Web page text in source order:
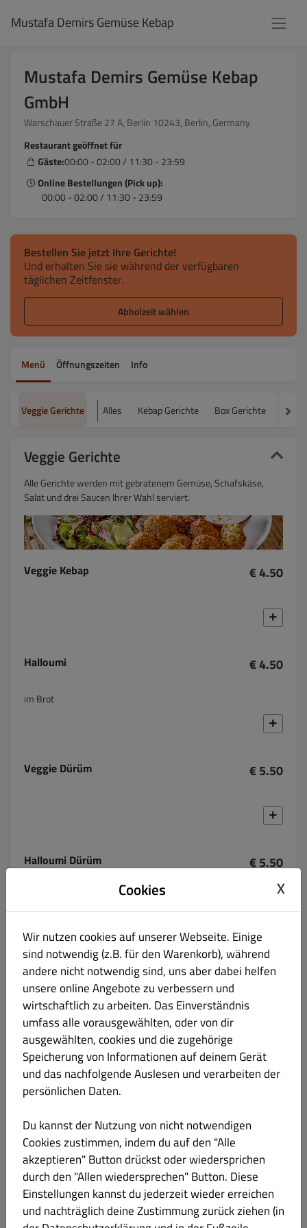
Mustafa Demirs Gemüse Kebap
Mustafa Demirs Gemüse Kebap
GmbH
Warschauer Straße 27 A, Berlin 10243, Berlin, Germany
Restaurant geöffnet für
Gäste:00:00 - 02:00 / 11:30 - 23:59
Online Bestellungen (Pick up):
00:00 - 02:00 / 11:30 - 23:59
Bestellen Sie jetzt Ihre Gerichte!
Und erhalten Sie sie während der verfügbaren
täglichen Zeitfenster.
Abholzeit wählen
Menü Öffnungszeiten Info
Veggie Gerichte Alles Kebap Gerichte Box Gerichte Salat
Veggie Gerichte
Alle Gerichte werden mit gebratenem Gemüse, Schafskäse,
Salat und drei Saucen Ihrer Wahl serviert.
Veggie Kebap € 4.50
Halloumi € 4.50
im Brot
Veggie Dürüm € 5.50
Halloumi Dürüm € 5.50
Falafel Dürüm € 5.50
Veggie Box
Falafel Box
Cookies X
Wir nutzen cookies auf unserer Webseite. Einige
sind notwendig (z.B. für den Warenkorb), während
andere nicht notwendig sind, uns aber dabei helfen
unsere online Angebote zu verbessern und
wirtschaftlich zu arbeiten. Das Einverständnis
umfass alle vorausgewählten, oder von dir
ausgewählten, cookies und die zugehörige
Speicherung von Informationen auf deinem Gerät
und das nachfolgende Auslesen und verarbeiten der
persönlichen Daten.
Du kannst der Nutzung von nicht notwendigen
Cookies zustimmen, indem du auf den "Alle
akzeptieren" Button drückst oder wiedersprichen
durch den "Allen wiedersprechen" Button. Diese
Einstellungen kannst du jederzeit wieder erreichen
und nachträglich deine Zustimmung zurück ziehen (in